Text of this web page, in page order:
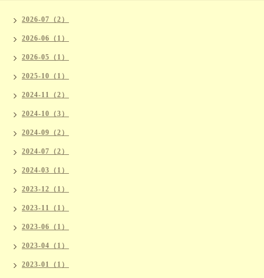
2026-07（2）
2026-06（1）
2026-05（1）
2025-10（1）
2024-11（2）
2024-10（3）
2024-09（2）
2024-07（2）
2024-03（1）
2023-12（1）
2023-11（1）
2023-06（1）
2023-04（1）
2023-01（1）